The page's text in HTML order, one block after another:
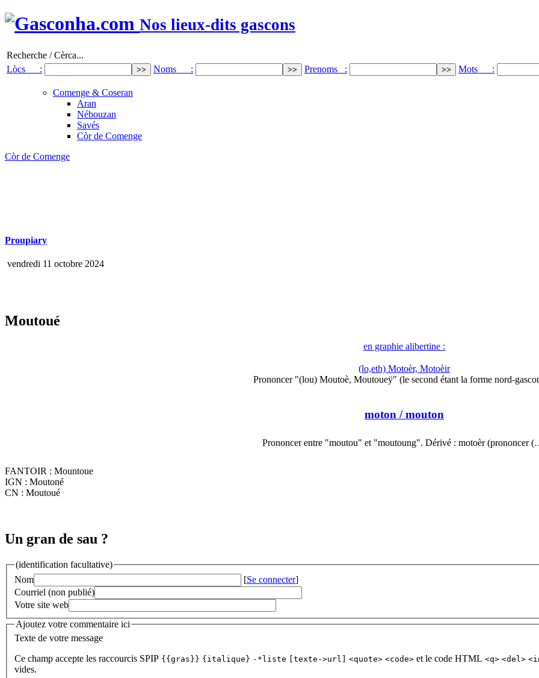
Nos lieux-dits gascons
Recherche / Cèrca...
Lòcs :
Noms : Prenoms : Mots :
Comenge & Coseran
Aran
Nébouzan
Savés
Còr de Comenge
Còr de Comenge
Proupiary
vendredi 11 octobre 2024
Moutoué
en graphie alibertine :
(lo,eth) Motoèr, Motoèir
Prononcer "(lou) Moutoè, Moutoueÿ" (le second étant la forme nord-
moton / mouton
Prononcer entre "moutou" et "moutoung". Dérivé : motoèr (prononcer
FANTOIR : Mountoue
IGN : Moutoné
CN : Moutoué
Un gran de sau ?
(identification facultative)
Nom
[Se connecter]
Courriel (non publié)
Votre site web
Ajoutez votre commentaire ici
Texte de votre message
Ce champ accepte les raccourcis SPIP {{gras}} {italique} -*liste [texte->url] <quote> <code> et le code HTML <q> <del>
vides.